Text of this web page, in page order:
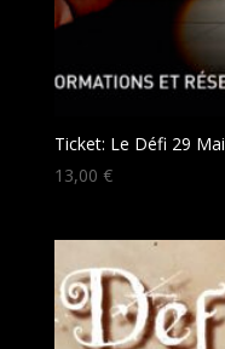
Ticket: Le Défi 29 Mai
13,00 €